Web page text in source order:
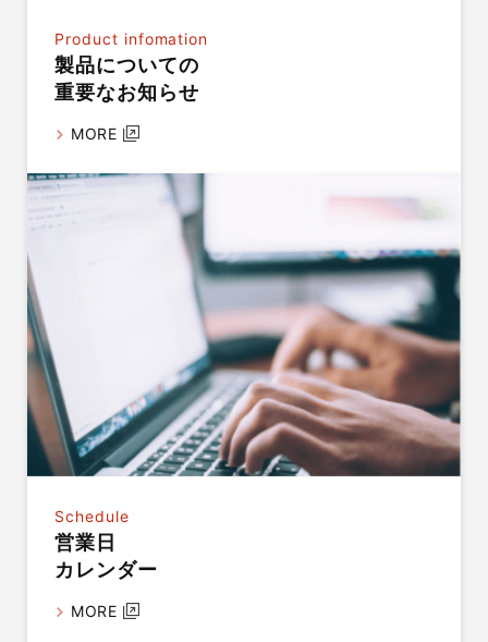
Product infomation
製品についての
重要なお知らせ
MORE
Schedule
営業日
カレンダー
MORE